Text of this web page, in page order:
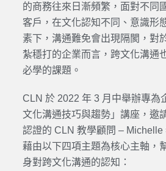
的商務往來日漸頻繁，面對不同
客戶，在文化認知不同、意識形
素下，溝通難免會出現隔閡，對
紮穩打的企業而言，跨文化溝通
必學的課題。
CLN 於 2022 年 3 月中舉辦專為
文化溝通技巧與趨勢」講座，邀
認證的 CLN 教學顧問 – Michelle
藉由以下四項主題為核心主軸，
身對跨文化溝通的認知：